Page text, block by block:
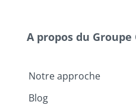
A propos du
Notre approche
Blog